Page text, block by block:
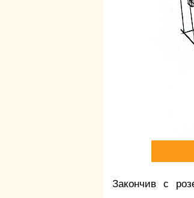
Закончив с